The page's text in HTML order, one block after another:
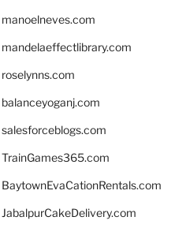
manoelneves.com
mandelaeffectlibrary.com
roselynns.com
balanceyoganj.com
salesforceblogs.com
TrainGames365.com
BaytownEvaCationRentals.com
JabalpurCakeDelivery.com